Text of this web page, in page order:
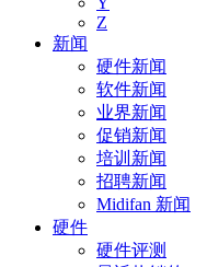
Z
新闻
硬件新闻
软件新闻
业界新闻
促销新闻
培训新闻
招聘新闻
Midifan 新闻
硬件
硬件评测